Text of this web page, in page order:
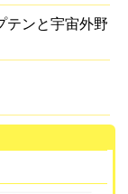
テンと宇宙外野